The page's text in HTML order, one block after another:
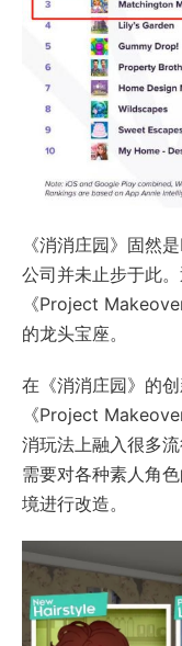
《消消庄园》固然
公司并未止步于此
《Project
的龙头宝座。
在《消消庄园》的
《Project
消玩法上融入很多
需要对各种素人角
境进行改造。